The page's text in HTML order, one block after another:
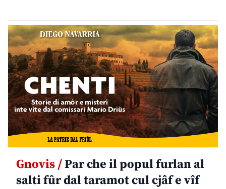
Gnovis /Par che il popul furlan al
salti fûr dal taramot cul cjâf e vîf